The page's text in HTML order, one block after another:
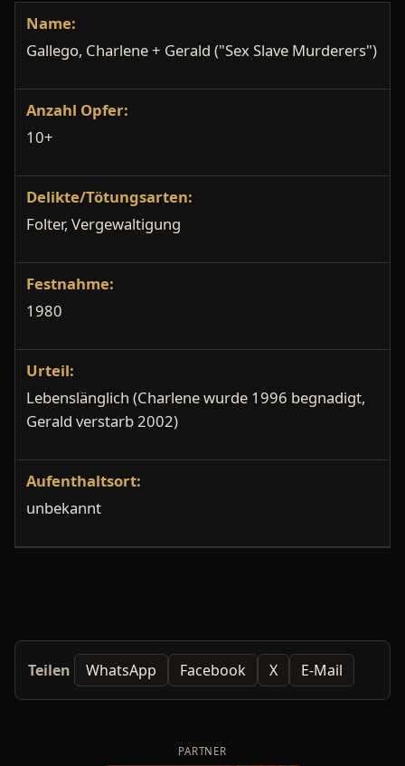
Name:
Gallego, Charlene + Gerald ("Sex Slave Murderers")
Anzahl Opfer:
10+
Delikte/Tötungsarten:
Folter, Vergewaltigung
Festnahme:
1980
Urteil:
Lebenslänglich (Charlene wurde 1996 begnadigt,
Gerald verstarb 2002)
Aufenthaltsort:
unbekannt
Teilen WhatsApp Facebook X E-Mail
PARTNER